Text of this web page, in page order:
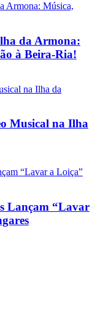
da Armona:
à Beira-Ria!
Musical na Ilha
Lançam “Lavar